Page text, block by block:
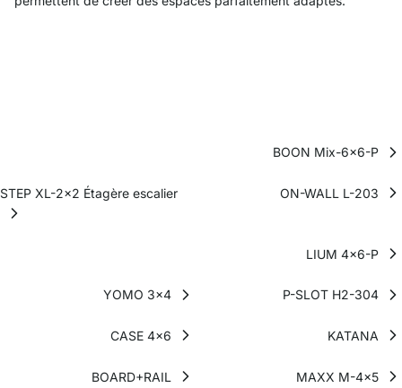
BOON Mix-6x6-P
STEP XL-2x2 Étagère escalier ON-WALL L-203
LIUM 4x6-P
YOMO 3x4 P-SLOT H2-304
CASE 4x6 KATANA
BOARD+RAIL MAXX M-4x5